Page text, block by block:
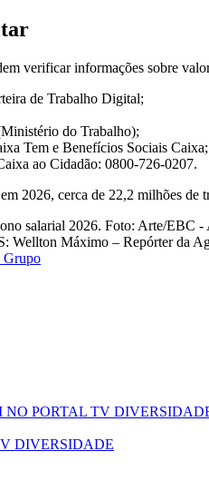
verificar informações sobre
de Trabalho Digital;
do Trabalho);
Tem e Benefícios Sociais Caixa;
ao Cidadão: 0800-726-0207.
2026, cerca de 22,2 milhões de
salarial 2026. Foto: Arte/EBC -
Wellton Máximo – Repórter da